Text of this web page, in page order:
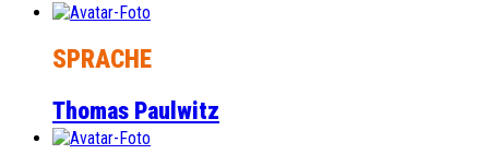
SPRACHE
Thomas Paulwitz